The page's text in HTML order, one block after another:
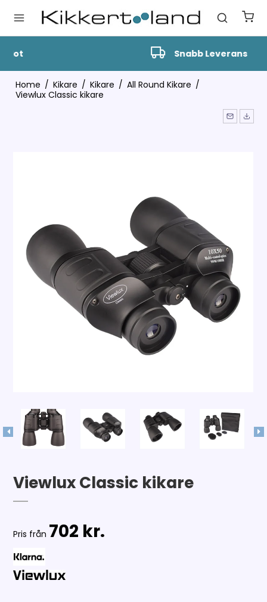
Snabb Leverans
Home / Kikare / Kikare / All Round Kikare /
Viewlux Classic kikare
Viewlux Classic kikare
Pris från 702 kr.